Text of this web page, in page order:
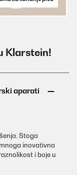
Klarstein!
Stoga
inovativna
i boje u